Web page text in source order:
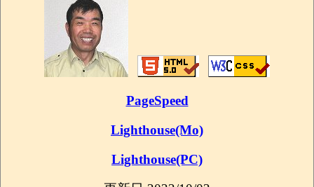
PageSpeed
Lighthouse(Mo)
Lighthouse(PC)